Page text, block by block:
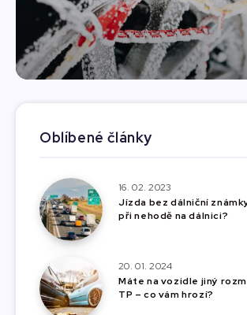
Oblíbené články
16. 02. 2023
Jízda bez dálniční
při nehodě na dálnici?
20. 01. 2024
Máte na vozidle jiný
TP – co vám hrozí?